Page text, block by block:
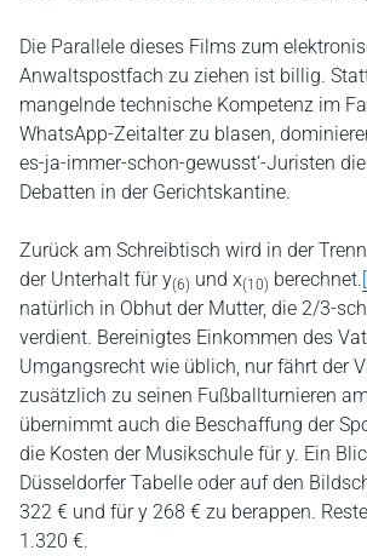
Die Parallele dieses Films zum
Anwaltspostfach zu ziehen ist billig.
mangelnde technische Kompetenz im
WhatsApp-Zeitalter zu blasen,
es-ja-immer-schon-gewusst‘-Juristen
Debatten in der Gerichtskantine.
Zurück am Schreibtisch wird in der
der Unterhalt für y(6) und x(10) berechnet.
natürlich in Obhut der Mutter, die 2/3-
verdient. Bereinigtes Einkommen des
Umgangsrecht wie üblich, nur fährt der
zusätzlich zu seinen Fußballturnieren
übernimmt auch die Beschaffung der
die Kosten der Musikschule für y. Ein
Düsseldorfer Tabelle oder auf den
322 € und für y 268 € zu berappen.
1.320 €.